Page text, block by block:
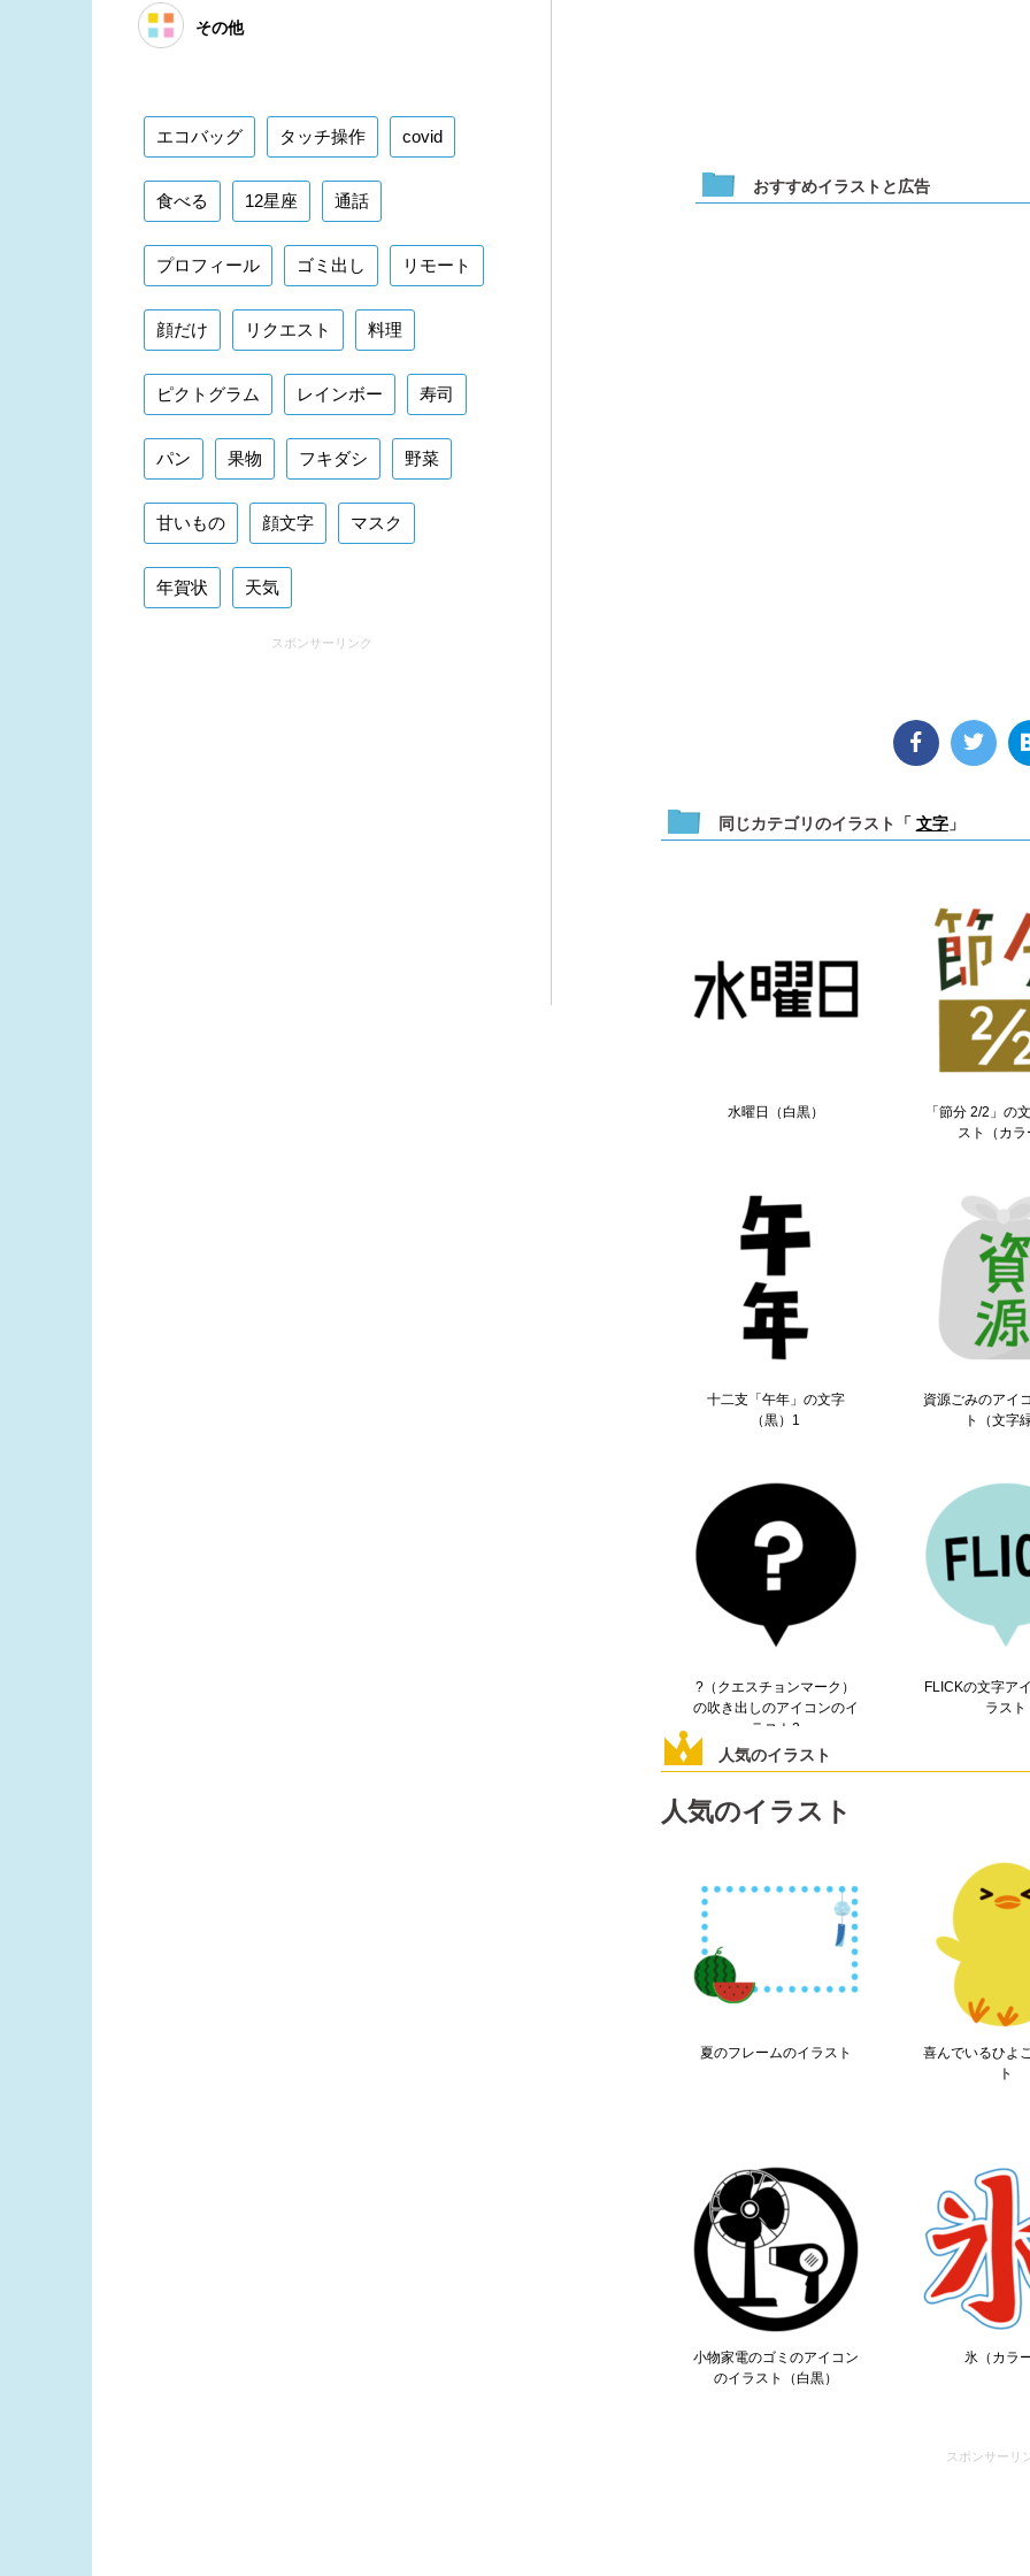
おすすめイラストと広告
同じカテゴリのイラスト「 文字」
水曜日（白黒）
「節分 2/2」の
スト（カラ
十二支「午年」の文字
（黒）1
資源ごみのアイ
ト（文字
?（クエスチョンマーク）
の吹き出しのアイコンのイ
ラスト2
FLICKの文字ア
ラスト
人気のイラスト
人気のイラスト
夏のフレームのイラスト
喜んでいるひよ
ト
小物家電のゴミのアイコン
のイラスト（白黒）
氷（カラ
スポンサーリ
その他
エコバッグ タッチ操作 covid
食べる 12星座 通話
プロフィール ゴミ出し リモート
顔だけ リクエスト 料理
ピクトグラム レインボー 寿司
パン 果物 フキダシ 野菜
甘いもの 顔文字 マスク
年賀状 天気
スポンサーリンク